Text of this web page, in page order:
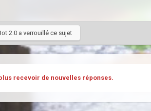
2.0 a verrouillé ce sujet
recevoir de nouvelles réponses.